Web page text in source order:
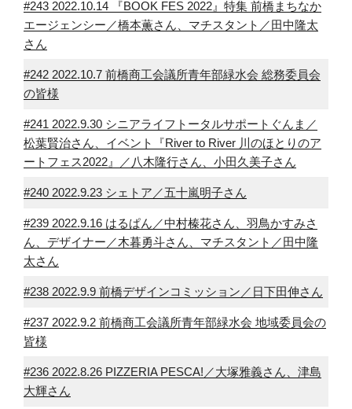
#243 2022.10.14 『BOOK FES 2022』特集 前橋まちなか
エージェンシー／橋本薫さん、マチスタント／田中隆太
さん
#242 2022.10.7 前橋商工会議所青年部緑水会 総務委員会
の皆様
#241 2022.9.30 シニアライフトータルサポートぐんま／
松葉賢治さん、イベント『River to River 川のほとりのア
ートフェス2022』／八木隆行さん、小田久美子さん
#240 2022.9.23 シェトア／五十嵐明子さん
#239 2022.9.16 はるぱん／中村榛花さん、羽鳥かすみさ
ん、デザイナー／木暮勇斗さん、マチスタント／田中隆
太さん
#238 2022.9.9 前橋デザインコミッション／日下田伸さん
#237 2022.9.2 前橋商工会議所青年部緑水会 地域委員会の
皆様
#236 2022.8.26 PIZZERIA PESCA!／大塚雅義さん、津島
大輝さん